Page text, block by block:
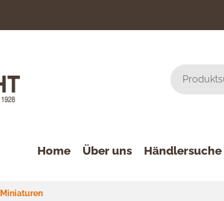
Home Über uns Händlersuche
Miniaturen